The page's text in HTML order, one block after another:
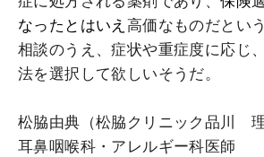
なったとはいえ 高価なものだとい
相談のうえ、症状や重症度に応じ
法を選択して欲しいそうだ。
松脇由典（松脇クリニック品川 理
耳鼻咽喉科・アレルギー科医師